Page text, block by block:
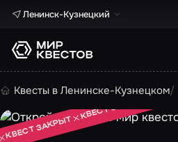
Ленинск-Кузнецкий
Квесты в Ленинске-Кузнецком
КВЕСТ ЗАКРЫТ
КВЕСТ ЗАКРЫТ